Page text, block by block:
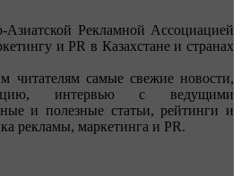
Азиатской Рекламной Ассоциацией
и PR в Казахстане и странах
читателям самые свежие новости,
интервью с ведущими
и полезные статьи, рейтинги и
рекламы, маркетинга и PR.